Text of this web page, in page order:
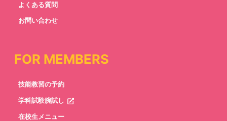
よくある質問
お問い合わせ
FOR MEMBERS
技能教習の予約
学科試験腕試し
在校生メニュー